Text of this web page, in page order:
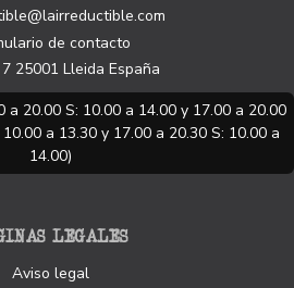
de contacto
25001 Lleida España
a 20.00 S: 10.00 a 14.00 y 17.00 a 20.00
a 13.30 y 17.00 a 20.30 S: 10.00 a
14.00)
LEGALES
Aviso legal